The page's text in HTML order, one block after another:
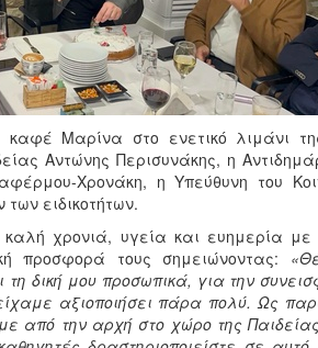
καφέ Μαρίνα στο ενετικό λιμάνι
Αντώνης Περισυνάκης, η
Χρονάκη, η Υπεύθυνη του
ειδικοτήτων.
χρονιά, υγεία και ευημερία με
προσφορά τους σημειώνοντας:
δική μου προσωπικά, για την
αξιοποιήσει πάρα πολύ. Ως
από την αρχή στο χώρο της Παιδείας